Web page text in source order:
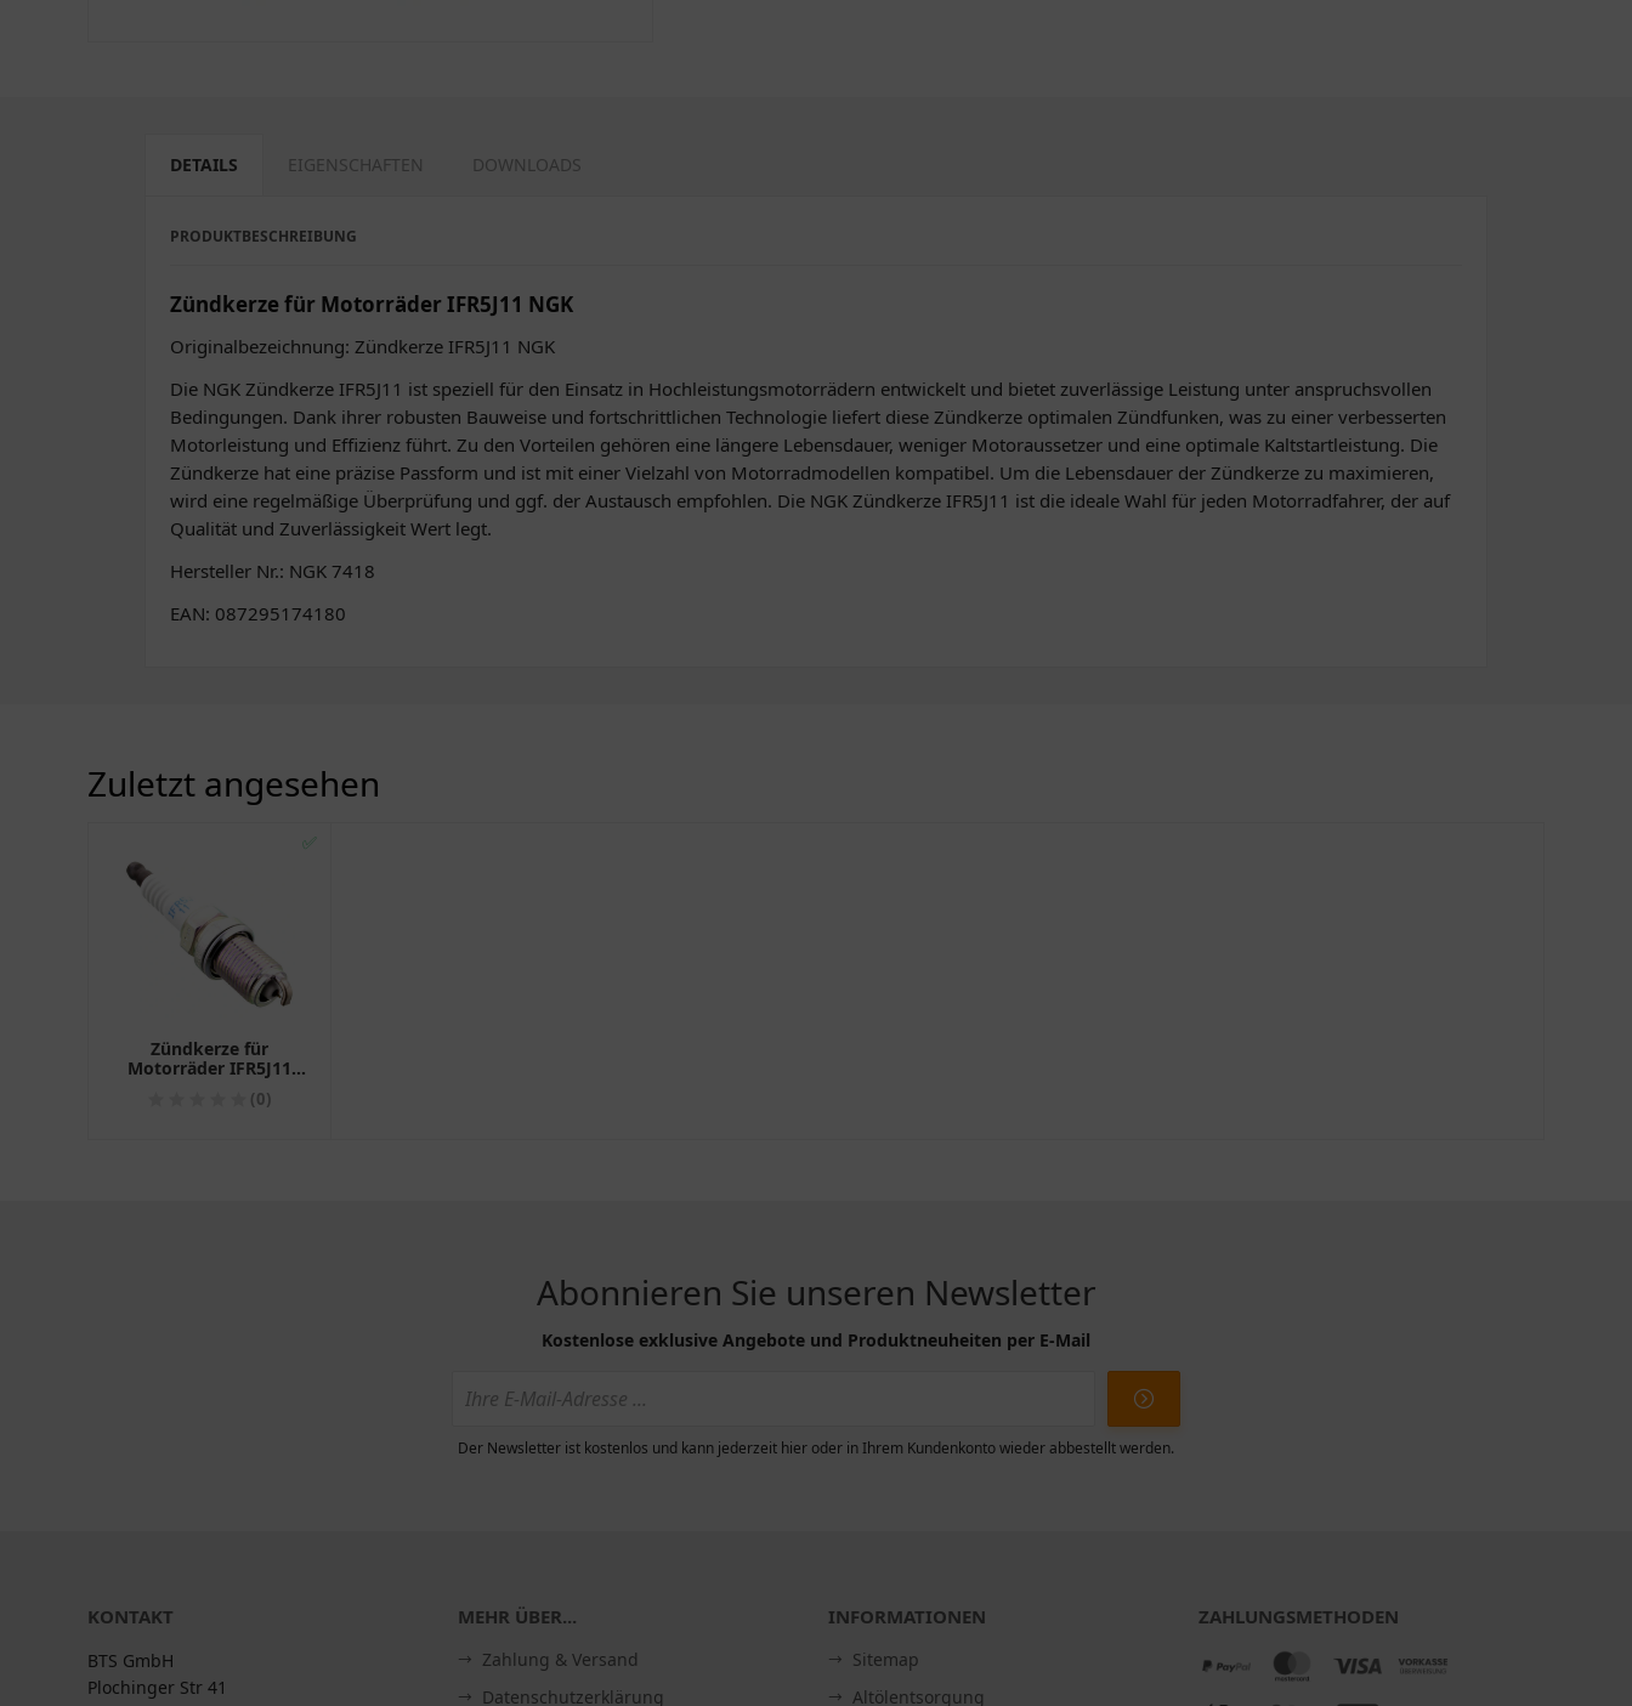
DETAILS EIGENSCHAFTEN DOWNLOADS
PRODUKTBESCHREIBUNG
Zündkerze für Motorräder IFR5J11 NGK
Originalbezeichnung: Zündkerze IFR5J11 NGK
Die NGK Zündkerze IFR5J11 ist speziell für den Einsatz in Hochleistungsmotorrädern entwickelt und bietet zuverlässige Leistung unter anspruchsvollen
Bedingungen. Dank ihrer robusten Bauweise und fortschrittlichen Technologie liefert diese Zündkerze optimalen Zündfunken, was zu einer verbesserten
Motorleistung und Effizienz führt. Zu den Vorteilen gehören eine längere Lebensdauer, weniger Motoraussetzer und eine optimale Kaltstartleistung. Die
Zündkerze hat eine präzise Passform und ist mit einer Vielzahl von Motorradmodellen kompatibel. Um die Lebensdauer der Zündkerze zu maximieren,
wird eine regelmäßige Überprüfung und ggf. der Austausch empfohlen. Die NGK Zündkerze IFR5J11 ist die ideale Wahl für jeden Motorradfahrer, der auf
Qualität und Zuverlässigkeit Wert legt.
Hersteller Nr.: NGK 7418
EAN: 087295174180
Zuletzt angesehen
✅
Zündkerze für
Motorräder IFR5J11
(0)
Abonnieren Sie unseren Newsletter
Kostenlose exklusive Angebote und Produktneuheiten per E-Mail
Der Newsletter ist kostenlos und kann jederzeit hier oder in Ihrem Kundenkonto wieder abbestellt werden.
KONTAKT
BTS GmbH
Plochinger Str 41
MEHR ÜBER...
Zahlung & Versand
Datenschutzerklärung
INFORMATIONEN
Sitemap
Altölentsorgung
ZAHLUNGSMETHODEN